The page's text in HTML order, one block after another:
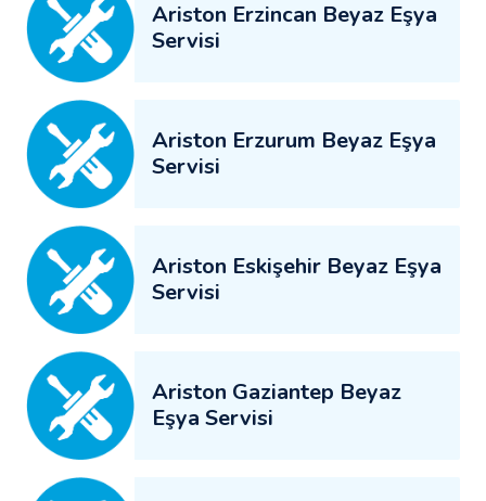
Ariston Erzincan Beyaz Eşya
Servisi
Ariston Erzurum Beyaz Eşya
Servisi
Ariston Eskişehir Beyaz Eşya
Servisi
Ariston Gaziantep Beyaz
Eşya Servisi